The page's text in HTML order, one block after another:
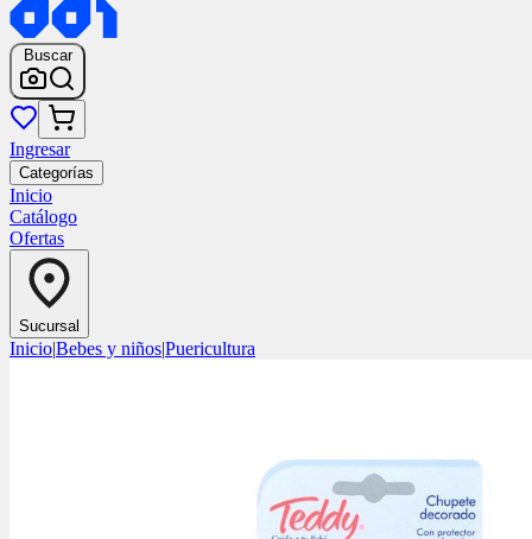
Buscar
Ingresar
Categorías
Inicio
Catálogo
Ofertas
Sucursal
Inicio|Bebes y niños|Puericultura